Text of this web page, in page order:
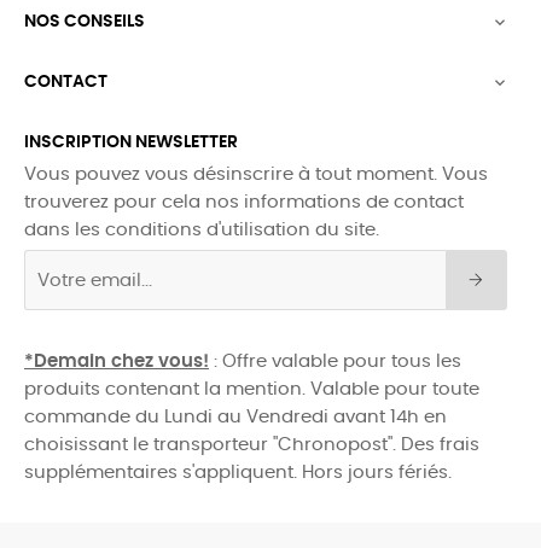
NOS CONSEILS 
CONTACT 
INSCRIPTION NEWSLETTER
Vous pouvez vous désinscrire à tout moment. Vous
trouverez pour cela nos informations de contact
dans les conditions d'utilisation du site.
*Demain chez vous! : Offre valable pour tous les
produits contenant la mention. Valable pour toute
commande du Lundi au Vendredi avant 14h en
choisissant le transporteur "Chronopost". Des frais
supplémentaires s'appliquent. Hors jours fériés.